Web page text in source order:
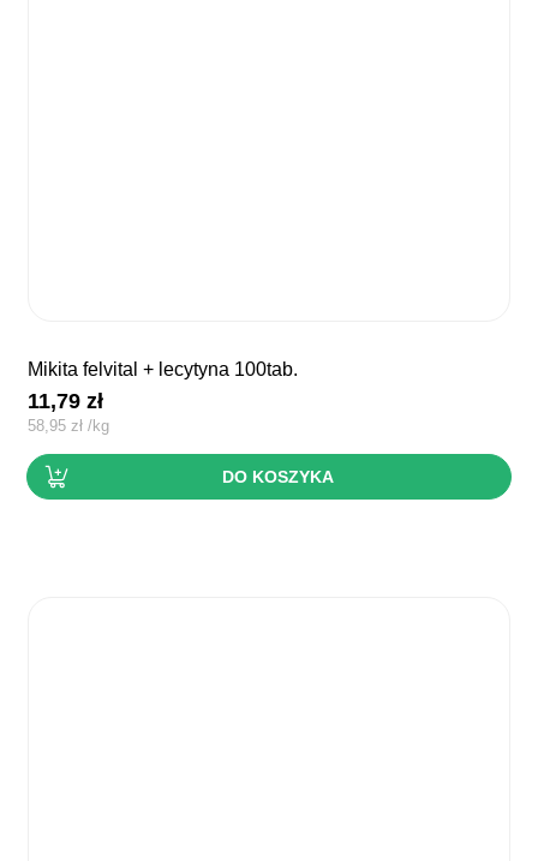
mikita felvital + lecytyna 100tab.
11,79zł
58,95 zł /kg
DO KOSZYKA